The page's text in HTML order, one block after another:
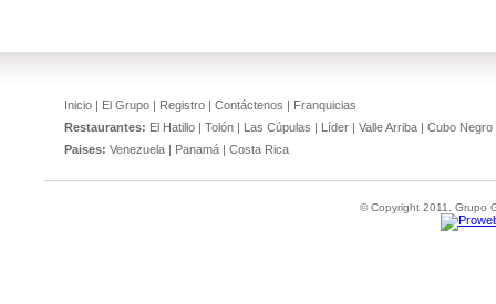
Inicio | El Grupo | Registro | Contáctenos | Franquicias
Restaurantes: El Hatillo | Tolón | Las Cúpulas | Líder | Valle Arriba | Cubo Negro
Paises: Venezuela | Panamá | Costa Rica
© Copyright 2011. Grupo